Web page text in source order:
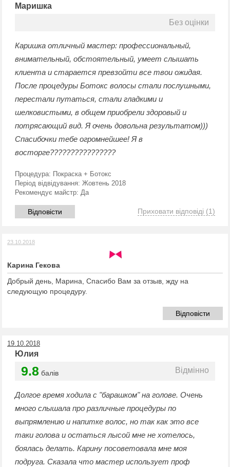
Маришка
Без оцінки
Каришка отличный мастер: профессиональный,
внимательный, обстоятельный, умеет слышать
клиента и старается превзойти все твои ожидая.
После процедуры Ботокс волосы стали послушными,
перестали путаться, стали гладкими и
шелковистыми, в общем приобрели здоровый и
потрясающий вид. Я очень довольна результатом)))
Спасибочки тебе огромнейшее! Я в
восторге????????????????
Процедура: Покраска + Ботокс
Період відвідування: Жовтень 2018
Рекомендує майстр: Да
Відповісти Приховати відповіді (1)
23.10.2018
Карина Гекова
Добрый день, Марина, Спасибо Вам за отзыв, жду на
следующую процедуру.
Відповісти
19.10.2018
Юлия
9.8 балів Відмінно
Долгое время ходила с "барашком" на голове. Очень
много слышала про различные процедуры по
выпрямлению и напитке волос, но так как это все
таки голова и остаться лысой мне не хотелось,
боялась делать. Карину посоветовала мне моя
подруга. Сказала что мастер использует проф